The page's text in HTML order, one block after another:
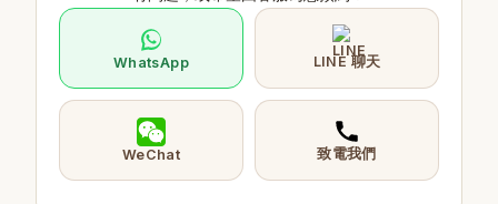
WhatsApp LINE 聊天
WeChat 致電我們